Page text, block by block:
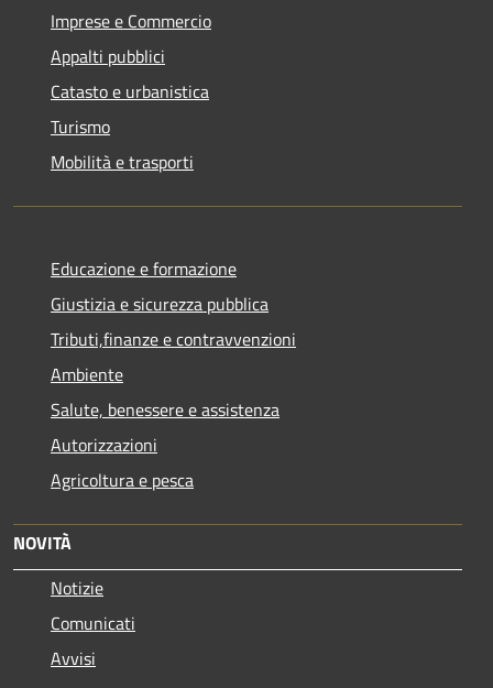
Imprese e Commercio
Appalti pubblici
Catasto e urbanistica
Turismo
Mobilità e trasporti
Educazione e formazione
Giustizia e sicurezza pubblica
Tributi,finanze e contravvenzioni
Ambiente
Salute, benessere e assistenza
Autorizzazioni
Agricoltura e pesca
NOVITÀ
Notizie
Comunicati
Avvisi